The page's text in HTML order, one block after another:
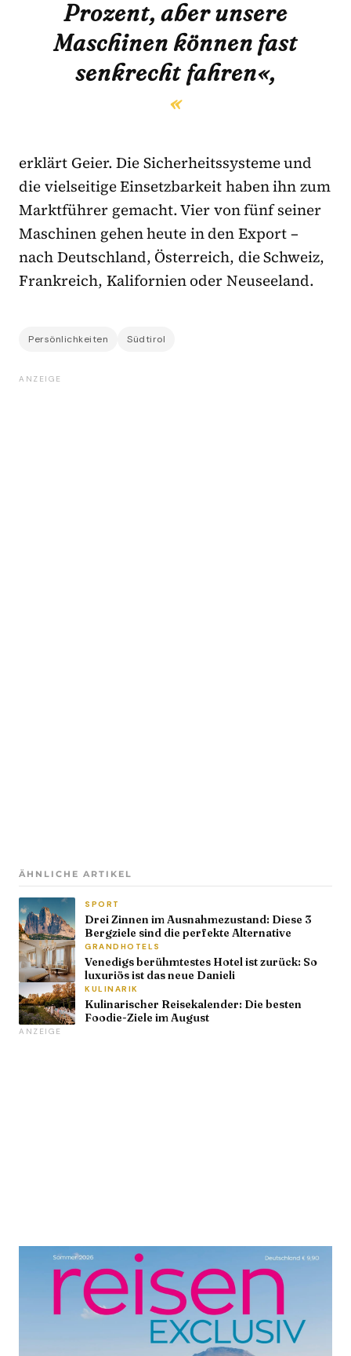
Prozent, aber unsere
Maschinen können fast
senkrecht fahren«,
erklärt Geier. Die Sicherheitssysteme und
die vielseitige Einsetzbarkeit haben ihn zum
Marktführer gemacht. Vier von fünf seiner
Maschinen gehen heute in den Export –
nach Deutschland, Österreich, die Schweiz,
Frankreich, Kalifornien oder Neuseeland.
Persönlichkeiten Südtirol
ANZEIGE
ÄHNLICHE ARTIKEL
SPORT
Drei Zinnen im Ausnahmezustand: Diese 3
Bergziele sind die perfekte Alternative
GRANDHOTELS
Venedigs berühmtestes Hotel ist zurück: So
luxuriös ist das neue Danieli
KULINARIK
Kulinarischer Reisekalender: Die besten
Foodie-Ziele im August
ANZEIGE